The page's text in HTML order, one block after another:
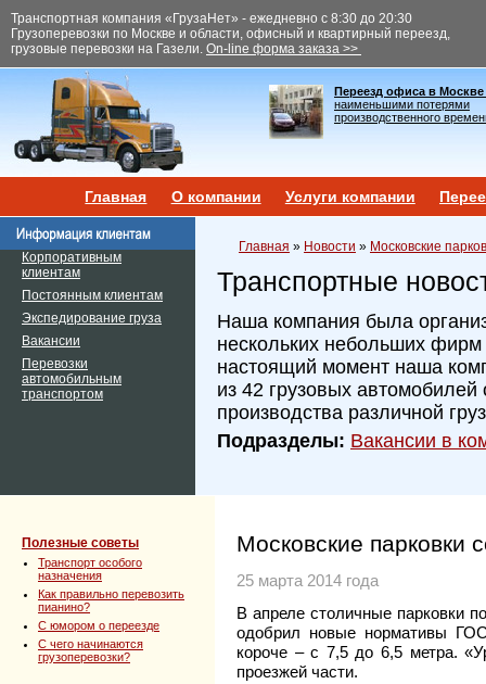
Транспортная компания «ГрузаНет» - ежедневно с 8:30 до 20:30
Грузоперевозки по Москве и области, офисный и квартирный переезд,
грузовые перевозки на Газели. On-line форма заказа >>
Переезд офиса в Москве
наименьшими потерями
производственного
Главная О компании Услуги компании
Корпоративным
клиентам
Постоянным клиентам
Экспедирование груза
Вакансии
Перевозки
автомобильным
транспортом
Главная » Новости » Московские
Транспортные
Наша компания была
нескольких небольших фирм
настоящий момент наша
из 42 грузовых автомобилей
производства различной
Подразделы: Вакансии в
Полезные советы
Транспорт особого
назначения
Как правильно перевозить
пианино?
C юмором о переезде
C чего начинаются
грузоперевозки?
Московские парковки
25 марта 2014 года
В апреле столичные парковки
одобрил новые нормативы
короче – с 7,5 до 6,5 метра.
проезжей части.